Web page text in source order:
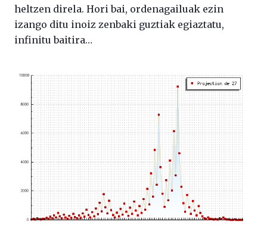
heltzen direla. Hori bai, ordenagailuak ezin
izango ditu inoiz zenbaki guztiak egiaztatu,
infinitu baitira…